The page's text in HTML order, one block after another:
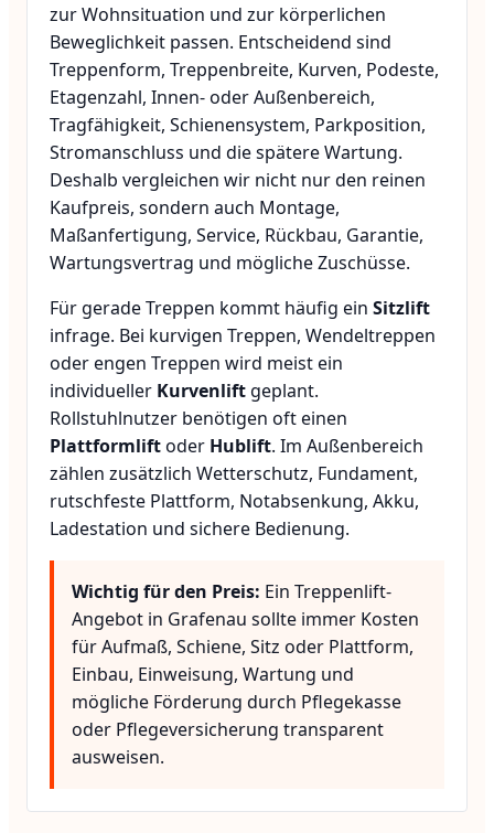
zur Wohnsituation und zur körperlichen
Beweglichkeit passen. Entscheidend sind
Treppenform, Treppenbreite, Kurven, Podeste,
Etagenzahl, Innen- oder Außenbereich,
Tragfähigkeit, Schienensystem, Parkposition,
Stromanschluss und die spätere Wartung.
Deshalb vergleichen wir nicht nur den reinen
Kaufpreis, sondern auch Montage,
Maßanfertigung, Service, Rückbau, Garantie,
Wartungsvertrag und mögliche Zuschüsse.
Für gerade Treppen kommt häufig ein Sitzlift
infrage. Bei kurvigen Treppen, Wendeltreppen
oder engen Treppen wird meist ein
individueller Kurvenlift geplant.
Rollstuhlnutzer benötigen oft einen
Plattformliftoder Hublift. Im Außenbereich
zählen zusätzlich Wetterschutz, Fundament,
rutschfeste Plattform, Notabsenkung, Akku,
Ladestation und sichere Bedienung.
Wichtig für den Preis: Ein Treppenlift-
Angebot in Grafenau sollte immer Kosten
für Aufmaß, Schiene, Sitz oder Plattform,
Einbau, Einweisung, Wartung und
mögliche Förderung durch Pflegekasse
oder Pflegeversicherung transparent
ausweisen.